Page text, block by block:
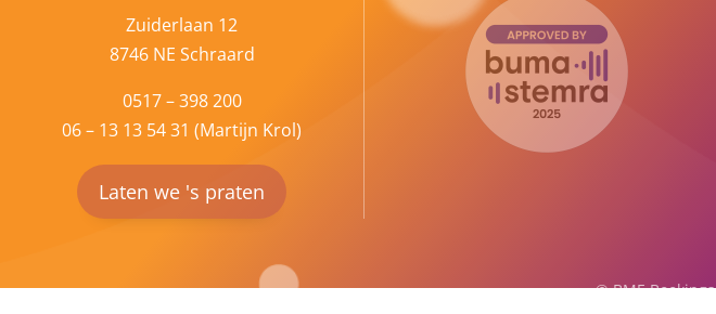
Zuiderlaan 12
8746 NE Schraard
0517 – 398 200
06 – 13 13 54 31 (Martijn Krol)
Laten we 's praten
© BME Bookings